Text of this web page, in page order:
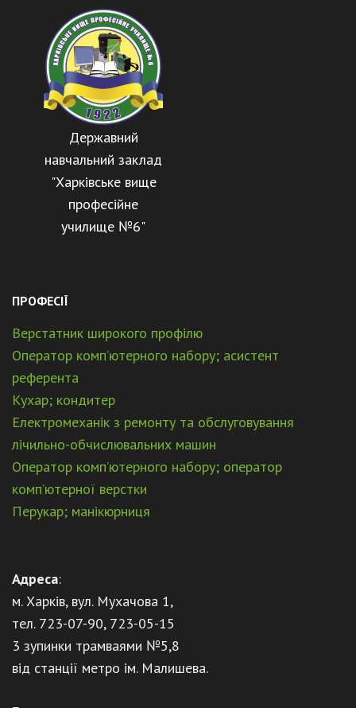
Державний
навчальний заклад
"Харківське вище
професійне
училище №6"
ПРОФЕСІЇ
Верстатник широкого профілю
Оператор комп’ютерного набору; асистент
референта
Кухар; кондитер
Електромеханік з ремонту та обслуговування
лічильно-обчислювальних машин
Оператор комп’ютерного набору; оператор
комп’ютерної верстки
Перукар; манікюрниця
Адреса:
м. Харків, вул. Мухачова 1,
тел. 723-07-90, 723-05-15
3 зупинки трамваями №5,8
від станції метро ім. Малишева.